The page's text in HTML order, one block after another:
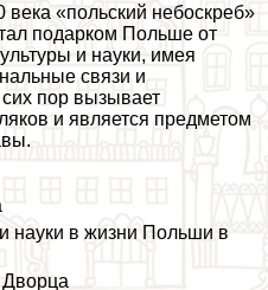
«польский небоскреб»
подарком Польше от
и науки, имея
связи и
пор вызывает
и является предметом
науки в жизни Польши в
Дворца